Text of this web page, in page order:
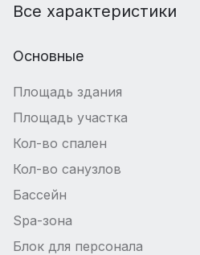
Все характеристики
Основные
Площадь здания
Площадь участка
Кол-во спален
Кол-во санузлов
Бассейн
Spa-зона
Блок для персонала